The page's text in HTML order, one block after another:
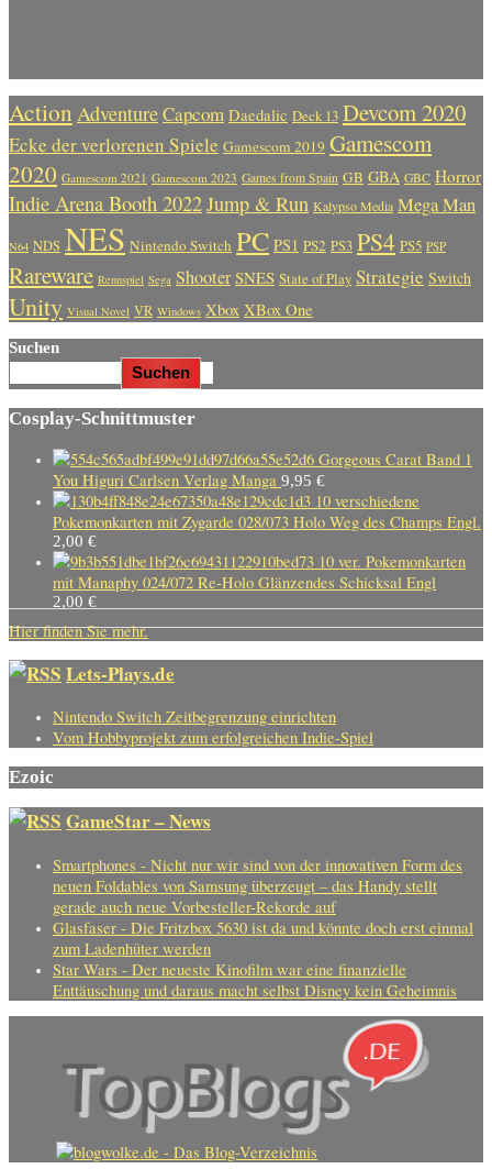
Action AdventureCapcom Daedalic Deck 13 Devcom 2020
Ecke der verlorenen Spiele Gamescom 2019 Gamescom
2020 Gamescom 2021 Gamescom 2023 Games from Spain GB GBA GBC Horror
Indie Arena Booth 2022Jump & Run Kalypso Media Mega Man
N64 NDS NES Nintendo Switch PC PS1 PS2 PS3 PS4 PS5 PSP
Rareware Rennspiel Sega Shooter SNES State of Play Strategie Switch
Unity Visual Novel VR Windows Xbox XBox One
Suchen
Suchen
Cosplay-Schnittmuster
Gorgeous Carat Band 1
You Higuri Carlsen Verlag Manga 9,95 €
10 verschiedene
Pokemonkarten mit Zygarde 028/073 Holo Weg des Champs Engl.
2,00 €
10 ver. Pokemonkarten
mit Manaphy 024/072 Re-Holo Glänzendes Schicksal Engl
2,00 €
Hier finden Sie mehr.
Lets-Plays.de
Nintendo Switch Zeitbegrenzung einrichten
Vom Hobbyprojekt zum erfolgreichen Indie-Spiel
Ezoic
GameStar – News
Smartphones - Nicht nur wir sind von der innovativen Form des
neuen Foldables von Samsung überzeugt – das Handy stellt
gerade auch neue Vorbesteller-Rekorde auf
Glasfaser - Die Fritzbox 5630 ist da und könnte doch erst einmal
zum Ladenhüter werden
Star Wars - Der neueste Kinofilm war eine finanzielle
Enttäuschung und daraus macht selbst Disney kein Geheimnis